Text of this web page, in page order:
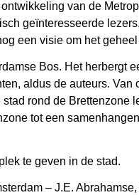
van de
geïnteresseerde
een visie om het
Bos. Het herbergt
aldus de auteurs.
rond de Brettenzone
tot een
te geven in de stad.
– J.E.